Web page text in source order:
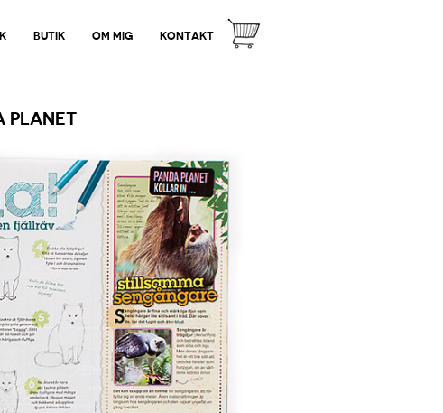
BUTIK OM MIG KONTAKT
PLANET